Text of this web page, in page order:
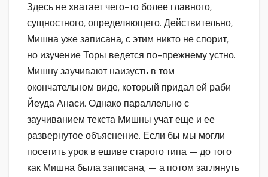
Здесь не хватает чего-то более главного,
сущностного, определяющего. Действительно,
Мишна уже записана, с этим никто не спорит,
но изучение Торы ведется по-прежнему устно.
Мишну заучивают наизусть в том
окончательном виде, который придал ей раби
Йеуда Анаси. Однако параллельно с
заучиванием текста Мишны учат еще и ее
развернутое объяснение. Если бы мы могли
посетить урок в ешиве старого типа — до того
как Мишна была записана, — а потом заглянуть